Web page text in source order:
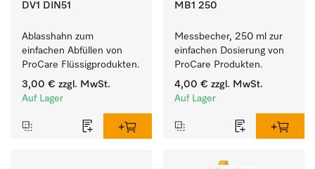
DV1 DIN51
Ablasshahn zum
einfachen Abfüllen von
ProCare Flüssigprodukten.
3,00 € zzgl. MwSt.
Auf Lager
MB1 250
Messbecher, 250 ml zur
einfachen Dosierung von
ProCare Produkten.
4,00 € zzgl. MwSt.
Auf Lager